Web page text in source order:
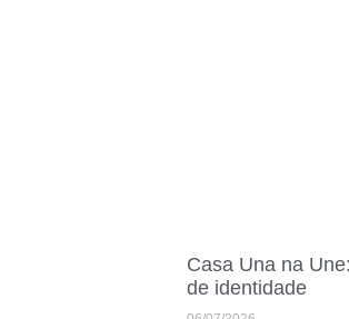
Casa Una na
de identidade